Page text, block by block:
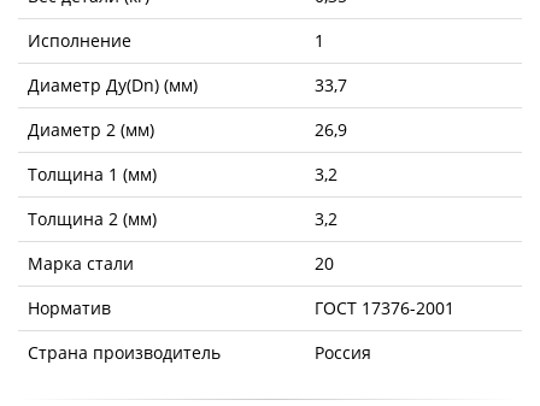
Исполнение
1
Диаметр Ду(Dn) (мм)
33,7
Диаметр 2 (мм)
26,9
Толщина 1 (мм)
3,2
Толщина 2 (мм)
3,2
Марка стали
20
Норматив
ГОСТ 17376-2001
Страна производитель
Россия